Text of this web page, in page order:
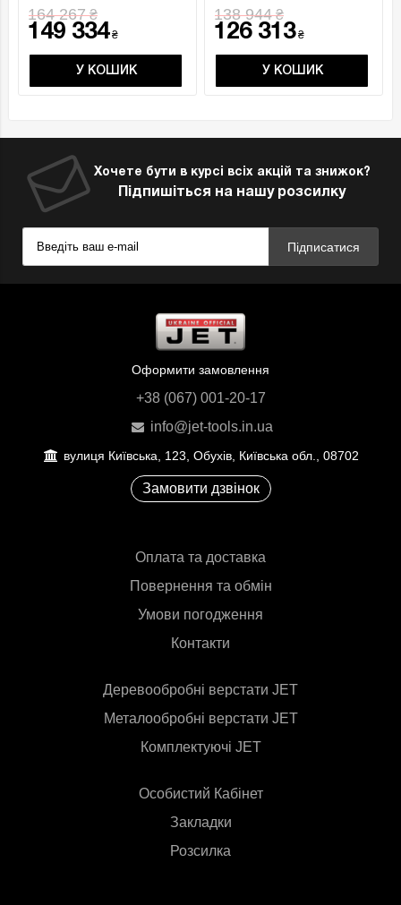
164 267₴
149 334₴
У КОШИК
сту..
138 944₴
126 313₴
У КОШИК
Хочете бути в курсі всіх акцій та знижок?
Підпишіться на нашу розсилку
Підписатися
Оформити замовлення
+38 (067) 001-20-17
info@jet-tools.in.ua
вулиця Київська, 123, Обухів, Київська обл., 08702
Замовити дзвінок
Оплата та доставка
Повернення та обмін
Умови погодження
Контакти
Деревообробні верстати JET
Металообробні верстати JET
Комплектуючі JET
Особистий Кабінет
Закладки
Розсилка